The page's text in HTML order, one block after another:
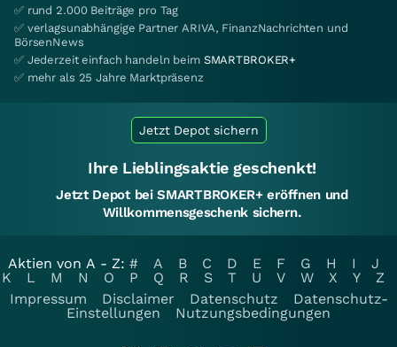
✅ rund 2.000 Beiträge pro Tag
✅ verlagsunabhängige Partner ARIVA, FinanzNachrichten und
BörsenNews
✅ Jederzeit einfach handeln beim SMARTBROKER+
✅ mehr als 25 Jahre Marktpräsenz
Jetzt Depot sichern
Ihre Lieblingsaktie geschenkt!
Jetzt Depot bei SMARTBROKER+ eröffnen und
Willkommensgeschenk sichern.
Aktien von A - Z: # A B C D E F G H I
J
K
L M N O P Q R S T U V W X Y
Z
Impressum
Disclaimer Datenschutz
Datenschutz-
Einstellungen
Nutzungsbedingungen